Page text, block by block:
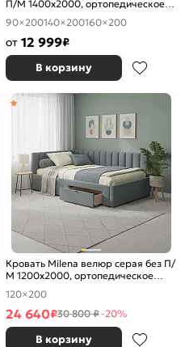
П/М 1400x2000, ортопедическое
основание, изголовье жесткое
90×200140×200160×200
от 12 999₽
В корзину
Кровать Milena велюр серая без П/
М 1200x2000, ортопедическое
основание, изголовье мягкое
120×200
24 640₽30 800 ₽-20%
В корзину